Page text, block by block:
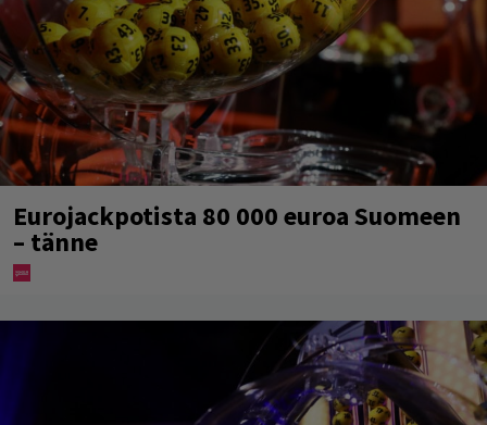
Eurojackpotista 80 000 euroa Suomeen
– tänne